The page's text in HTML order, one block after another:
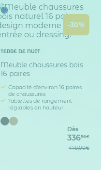
-30%
TERRE DE NUIT
Meuble chaussures bois
16 paires
Capacité d'environ 16 paires
de chaussures
Tablettes de rangement
réglables en hauteur
Dès
33656€
479,00€